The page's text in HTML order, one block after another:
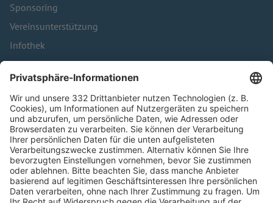
Sponsoring
Vereinsunterstützung
Infothek
Kontakt
HÄUFIG BESUCHTE SEITEN
Pässe und Vereinswechsel
Trainerausbildung
Schulungsangebot Vereinsmitarbeiter
BFV-Geschäftsstellen
Trainerbörse